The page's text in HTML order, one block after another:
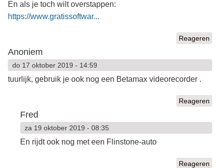
En als je toch wilt overstappen:
https://www.gratissoftwar...
Reageren
Anoniem
do 17 oktober 2019 - 14:59
tuurlijk, gebruik je ook nog een Betamax videorecorder .
Reageren
Fred
za 19 oktober 2019 - 08:35
En rijdt ook nog met een Flinstone-auto
Reageren